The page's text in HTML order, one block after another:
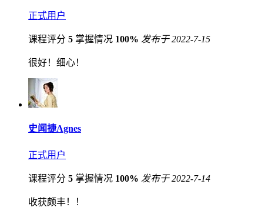
正式用户
课程评分 5 掌握情况 100% 发布于 2022-7-15
很好！细心！
史闻捷Agnes
正式用户
课程评分 5 掌握情况 100% 发布于 2022-7-14
收获颇丰！！